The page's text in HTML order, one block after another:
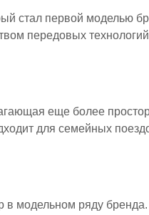
стал первой моделью
передовых технологий
еще более
для семейных
модельном ряду